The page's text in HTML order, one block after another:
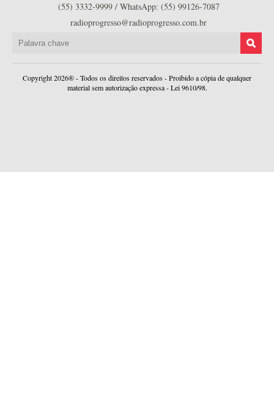
(55) 3332-9999 / WhatsApp: (55) 99126-7087
radioprogresso@radioprogresso.com.br
Copyright 2026® - Todos os direitos reservados - Proibido a cópia de qualquer
material sem autorização expressa - Lei 9610/98.